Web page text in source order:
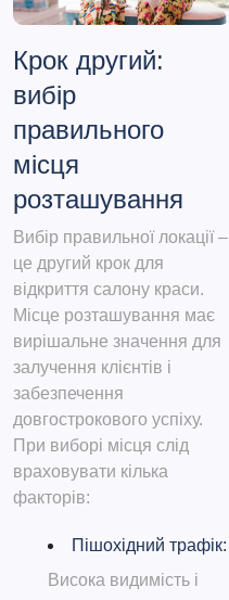
Крок другий:
вибір
правильного
місця
розташування
Вибір правильної локації –
це другий крок для
відкриття салону краси.
Місце розташування має
вирішальне значення для
залучення клієнтів і
забезпечення
довгострокового успіху.
При виборі місця слід
враховувати кілька
факторів:
Пішохідний трафік:
Висока видимість і